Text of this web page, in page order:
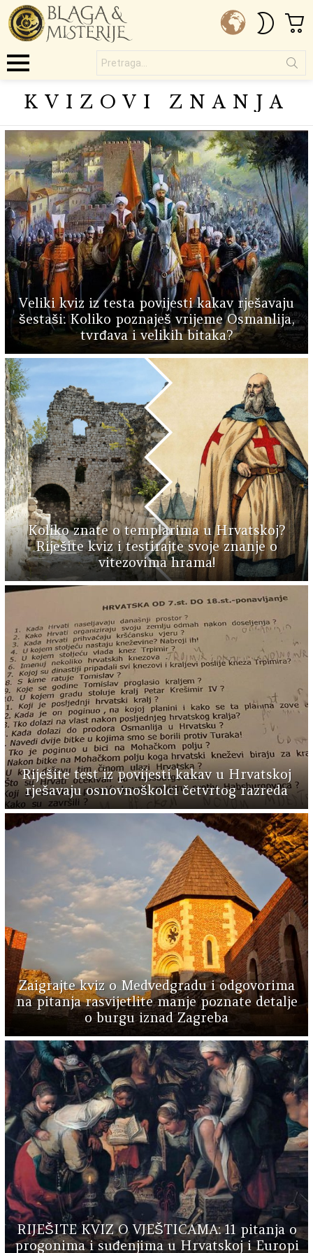
SKIN
KVIZOVI ZNANJA
SUBTERMS
LATEST
STORIES
Veliki kviz iz testa povijesti kakav rješavaju
šestaši: Koliko poznaješ vrijeme Osmanlija,
tvrđava i velikih bitaka?
Koliko znate o templarima u Hrvatskoj?
Riješite kviz i testirajte svoje znanje o
vitezovima hrama!
Riješite test iz povijesti kakav u Hrvatskoj
rješavaju osnovnoškolci četvrtog razreda
Zaigrajte kviz o Medvedgradu i odgovorima
na pitanja rasvijetlite manje poznate detalje
o burgu iznad Zagreba
RIJEŠITE KVIZ O VJEŠTICAMA: 11 pitanja o
progonima i suđenjima u Hrvatskoj i Europi